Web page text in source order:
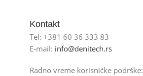
Kontakt
Tel: +381 60 36 333 83
E-mail: info@denitech.rs
Radno vreme korisničke podrške: